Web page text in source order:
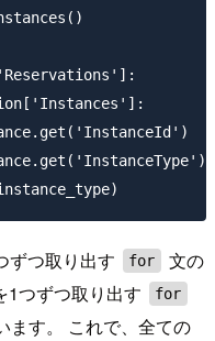
ずつ取り出す for
文の
1つずつ取り出す for
ます。 これで、全ての